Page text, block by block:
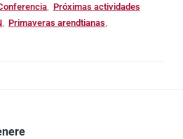
Próximas actividades
, Primaveras arendtianas,